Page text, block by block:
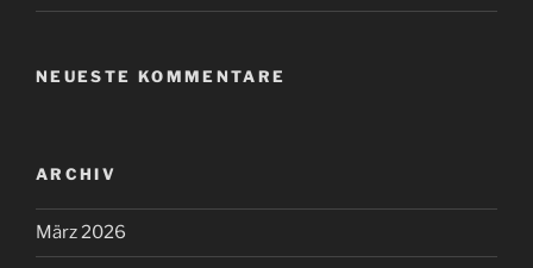
NEUESTE KOMMENTARE
ARCHIV
März 2026